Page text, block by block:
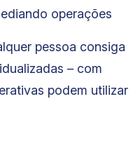
operações
pessoa consiga
– com
podem utilizar